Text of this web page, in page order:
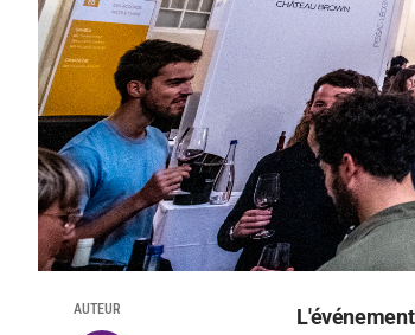
AUTEUR